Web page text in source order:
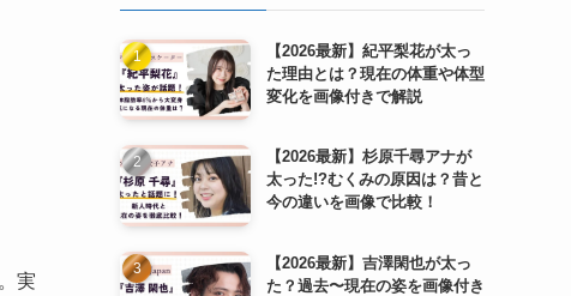
実
【2026最新】紀平梨花が太っ
た理由とは？現在の体重や体型
変化を画像付きで解説
【2026最新】杉原千尋アナが
太った!?むくみの原因は？昔と
今の違いを画像で比較！
【2026最新】吉澤閑也が太っ
た？過去〜現在の姿を画像付き